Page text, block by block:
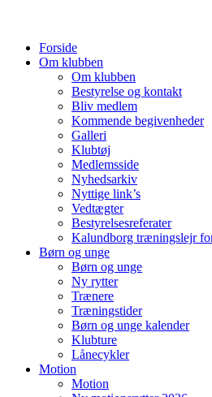
Forside
Om klubben
Om klubben
Bestyrelse og kontakt
Bliv medlem
Kommende begivenheder
Galleri
Klubtøj
Medlemsside
Nyhedsarkiv
Nyttige link’s
Vedtægter
Bestyrelsesreferater
Kalundborg træningslejr
Børn og unge
Børn og unge
Ny rytter
Trænere
Træningstider
Børn og unge kalender
Klubture
Lånecykler
Motion
Motion